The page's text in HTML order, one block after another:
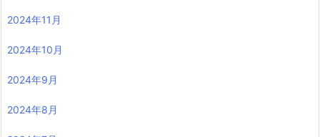
2024年11月
2024年10月
2024年9月
2024年8月